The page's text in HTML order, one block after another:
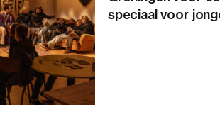
speciaal voor